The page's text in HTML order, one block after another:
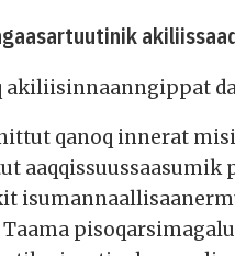
qanoq innerat